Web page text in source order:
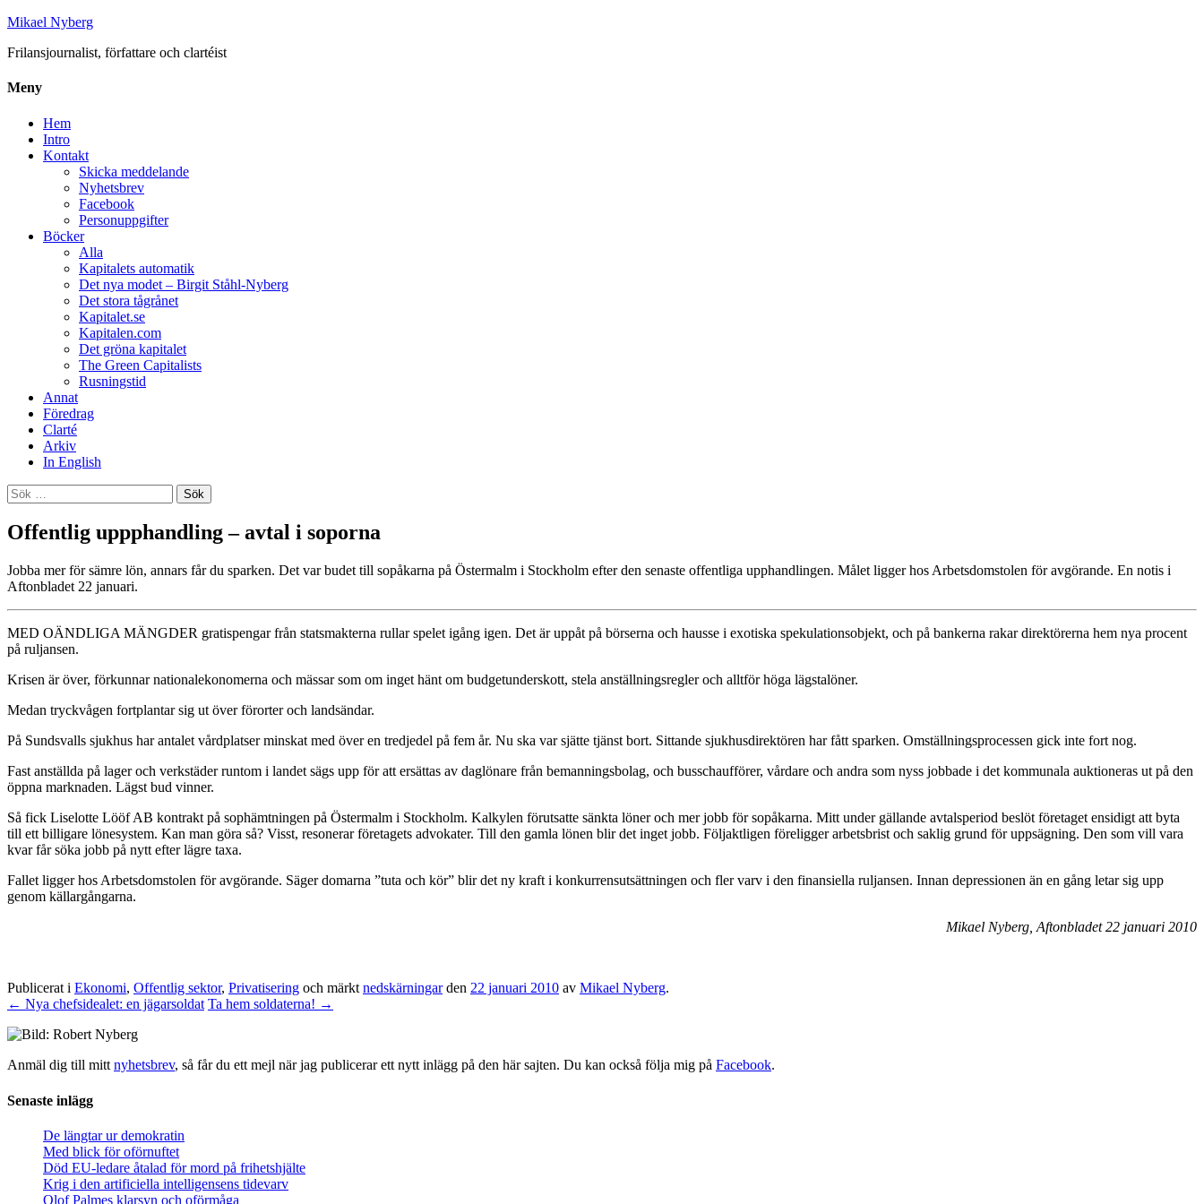
Mikael Nyberg
Frilansjournalist, författare och clartéist
Meny
Hem
Intro
Kontakt
Skicka meddelande
Nyhetsbrev
Facebook
Personuppgifter
Böcker
Alla
Kapitalets automatik
Det nya modet – Birgit Ståhl-Nyberg
Det stora tågrånet
Kapitalet.se
Kapitalen.com
Det gröna kapitalet
The Green Capitalists
Rusningstid
Annat
Föredrag
Clarté
Arkiv
In English
Sök
efter:
Offentlig uppphandling – avtal i soporna
Jobba mer för sämre lön, annars får du sparken. Det var budet till sopåkarna på Östermalm i Stockholm efter den senaste offentliga upphandlingen. Målet ligger hos Arbetsdomstolen för avgörande. En notis i
Aftonbladet 22 januari.
MED OÄNDLIGA MÄNGDER gratispengar från statsmakterna rullar spelet igång igen. Det är uppåt på börserna och hausse i exotiska spekulationsobjekt, och på bankerna rakar direktörerna hem nya procent
på ruljansen.
Krisen är över, förkunnar nationalekonomerna och mässar som om inget hänt om budgetunderskott, stela anställningsregler och alltför höga lägstalöner.
Medan tryckvågen fortplantar sig ut över förorter och landsändar.
På Sundsvalls sjukhus har antalet vårdplatser minskat med över en tredjedel på fem år. Nu ska var sjätte tjänst bort. Sittande sjukhusdirektören har fått sparken. Omställningsprocessen gick inte fort nog.
Fast anställda på lager och verkstäder runtom i landet sägs upp för att ersättas av daglönare från bemanningsbolag, och busschaufförer, vårdare och andra som nyss jobbade i det kommunala auktioneras ut på den
öppna marknaden. Lägst bud vinner.
Så fick Liselotte Lööf AB kontrakt på sophämtningen på Östermalm i Stockholm. Kalkylen förutsatte sänkta löner och mer jobb för sopåkarna. Mitt under gällande avtalsperiod beslöt företaget ensidigt att byta
till ett billigare lönesystem. Kan man göra så? Visst, resonerar företagets advokater. Till den gamla lönen blir det inget jobb. Följaktligen föreligger arbetsbrist och saklig grund för uppsägning. Den som vill vara
kvar får söka jobb på nytt efter lägre taxa.
Fallet ligger hos Arbetsdomstolen för avgörande. Säger domarna ”tuta och kör” blir det ny kraft i konkurrensutsättningen och fler varv i den finansiella ruljansen. Innan depressionen än en gång letar sig upp
genom källargångarna.
Mikael Nyberg, Aftonbladet 22 januari 2010
Publicerat i Ekonomi, Offentlig sektor, Privatisering och märkt nedskärningarden 22 januari 2010 av Mikael Nyberg.
← Nya chefsidealet: en jägarsoldat Ta hem soldaterna! →
Anmäl dig till mitt nyhetsbrev, så får du ett mejl när jag publicerar ett nytt inlägg på den här sajten. Du kan också följa mig på Facebook.
Senaste inlägg
De längtar ur demokratin
Med blick för oförnuftet
Död EU-ledare åtalad för mord på frihetshjälte
Krig i den artificiella intelligensens tidevarv
Olof Palmes klarsyn och oförmåga